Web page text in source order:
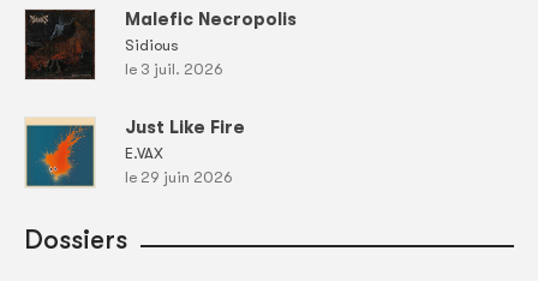
Malefic Necropolis
Sidious
le 3 juil. 2026
Just Like Fire
E.VAX
le 29 juin 2026
Dossiers